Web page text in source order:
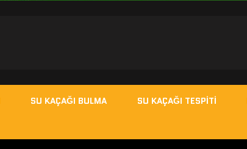
SU KAÇAĞI BULMA SU KAÇAĞI TESPITI